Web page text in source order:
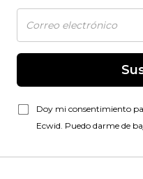
Doy mi consentimiento
Ecwid. Puedo darme de